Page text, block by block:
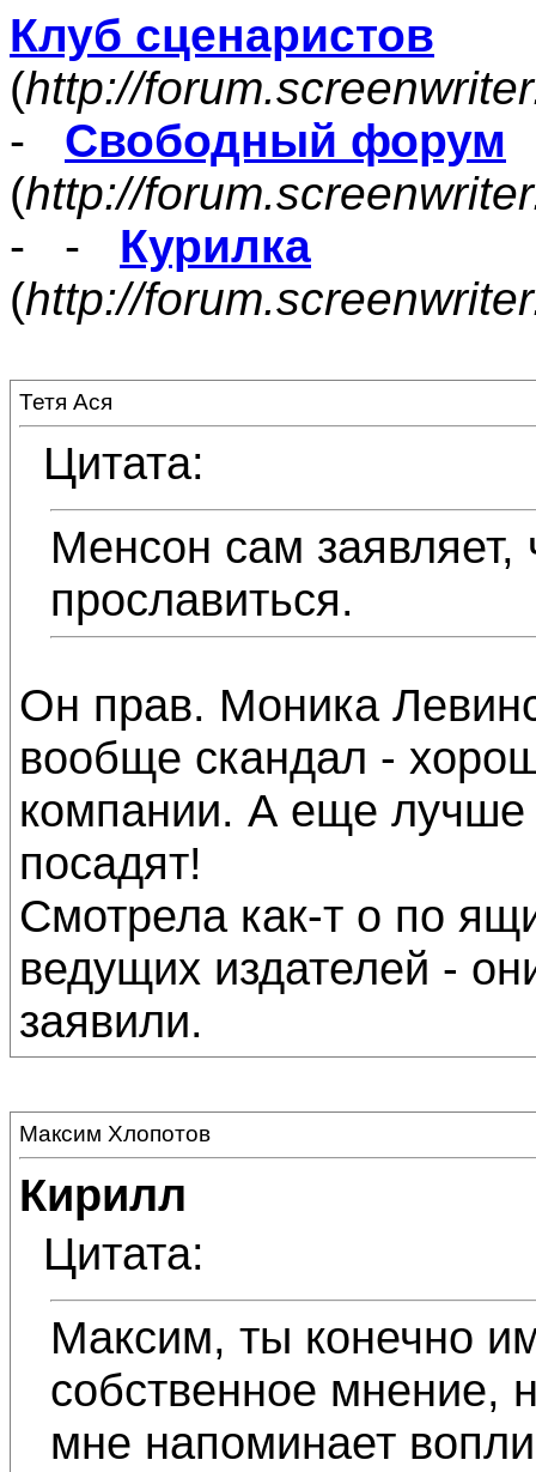
Клуб сценаристов
(http://
- Свободный форум
(http://
- - Курилка
(http://
Тетя Ася
Цитата:
Менсон сам заявляет,
прославиться.
Он прав. Моника
вообще скандал -
компании. А еще лучше
посадят!
Смотрела как-т о по
ведущих издателей -
заявили.
Максим Хлопотов
Кирилл
Цитата:
Максим, ты конечно
собственное мнение,
мне напоминает